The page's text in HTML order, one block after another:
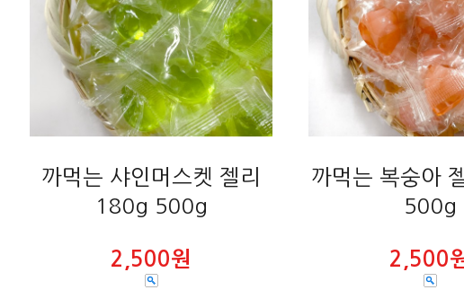
까먹는 샤인머스켓 젤리
180g 500g
2,500원
까먹는 복숭아
500g
2,500